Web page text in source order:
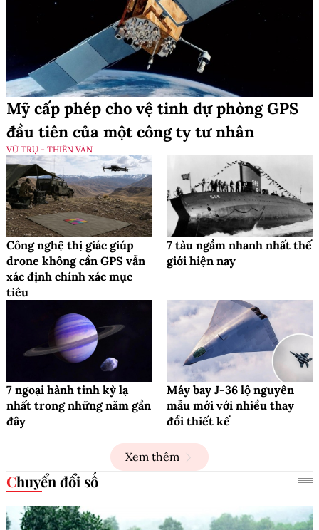
Mỹ cấp phép cho vệ tinh dự phòng GPS
đầu tiên của một công ty tư nhân
VŨ TRỤ - THIÊN VĂN
Công nghệ thị giác giúp
drone không cần GPS vẫn
xác định chính xác mục
tiêu
7 tàu ngầm nhanh nhất thế
giới hiện nay
7 ngoại hành tinh kỳ lạ
nhất trong những năm gần
đây
Máy bay J-36 lộ nguyên
mẫu mới với nhiều thay
đổi thiết kế
Xem thêm
Chuyển đổi số